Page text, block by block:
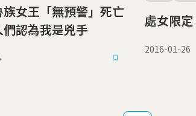
女王「無預警」死亡
認為我是兇手
2016-01-26